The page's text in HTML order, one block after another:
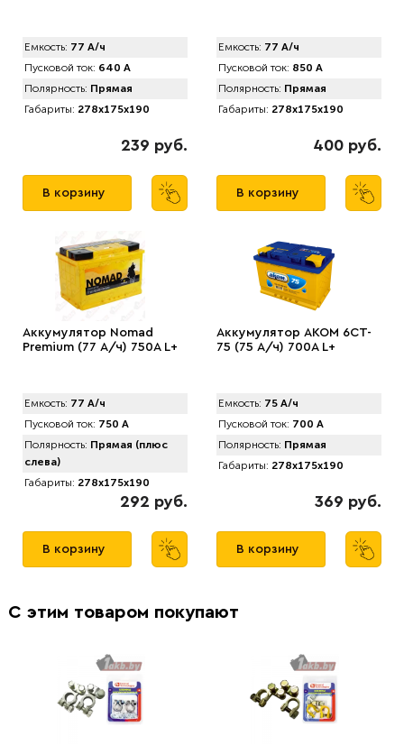
Емкость: 77 А/ч
Пусковой ток: 640 А
Полярность: Прямая
Габариты: 278x175x190
239 руб.
В корзину
Емкость: 77 А/ч
Пусковой ток: 850 А
Полярность: Прямая
Габариты: 278x175x190
400 руб.
В корзину
Аккумулятор Nomad
Premium (77 А/ч) 750A L+
Емкость: 77 А/ч
Пусковой ток: 750 А
Полярность: Прямая (плюс
слева)
Габариты: 278x175x190
292 руб.
В корзину
Аккумулятор AKOM 6CT-
75 (75 А/ч) 700А L+
Емкость: 75 А/ч
Пусковой ток: 700 А
Полярность: Прямая
Габариты: 278x175x190
369 руб.
В корзину
С этим товаром покупают